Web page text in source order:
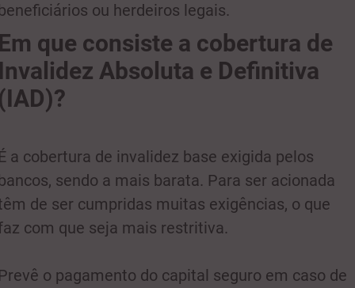
ou herdeiros legais.
que consiste a cobertura de
Absoluta e Definitiva
a cobertura de invalidez base exigida pelos
sendo a mais barata. Para ser acionada
de ser cumpridas muitas exigências, o que
com que seja mais restritiva.
o pagamento do capital seguro em caso de